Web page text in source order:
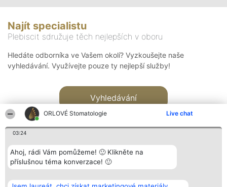
ORLOVÉ Stomatologie Live chat
03:24
Ahoj, rádi Vám pomůžeme! 🙂 Klikněte na
příslušnou téma konverzace! 🙂
Najít specialistu
Plebiscit sdružuje těch nejlepších v oboru
Hledáte odborníka ve Vašem okolí? Vyzkoušejte naše
vyhledávání. Využívejte pouze ty nejlepší služby!
Vyhledávání
Bright Side Solutions sp. z o.
Vítězové
Kontakt